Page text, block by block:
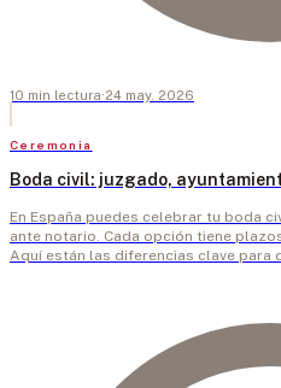
10 min lectura·24 may. 2026
Ceremonia
Boda civil: juzgado,
En España puedes celebrar tu boda
ante notario. Cada opción tiene
Aquí están las diferencias clave para